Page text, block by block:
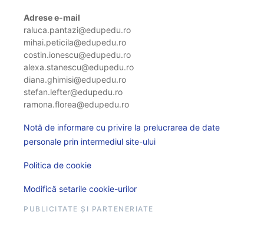
Adrese e-mail
raluca.pantazi@edupedu.ro
mihai.peticila@edupedu.ro
costin.ionescu@edupedu.ro
alexa.stanescu@edupedu.ro
diana.ghimisi@edupedu.ro
stefan.lefter@edupedu.ro
ramona.florea@edupedu.ro
Notă de informare cu privire la prelucrarea de date
personale prin intermediul site-ului
Politica de cookie
Modifică setarile cookie-urilor
PUBLICITATE ȘI PARTENERIATE